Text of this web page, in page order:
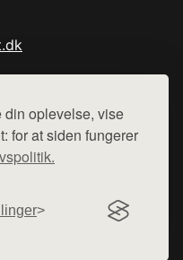
din oplevelse, vise
for at siden fungerer
henviser til de shops,